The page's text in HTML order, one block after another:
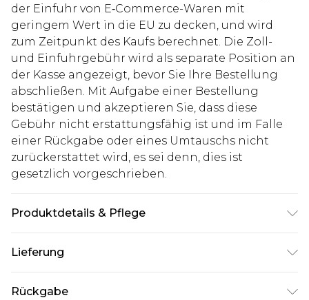
der Einfuhr von E‑Commerce-Waren mit
geringem Wert in die EU zu decken, und wird
zum Zeitpunkt des Kaufs berechnet. Die Zoll-
und Einfuhrgebühr wird als separate Position an
der Kasse angezeigt, bevor Sie Ihre Bestellung
abschließen. Mit Aufgabe einer Bestellung
bestätigen und akzeptieren Sie, dass diese
Gebühr nicht erstattungsfähig ist und im Falle
einer Rückgabe oder eines Umtauschs nicht
zurückerstattet wird, es sei denn, dies ist
gesetzlich vorgeschrieben.
Produktdetails & Pflege
Lieferung
Deutschland Standardlieferung
€7.99
Rückgabe